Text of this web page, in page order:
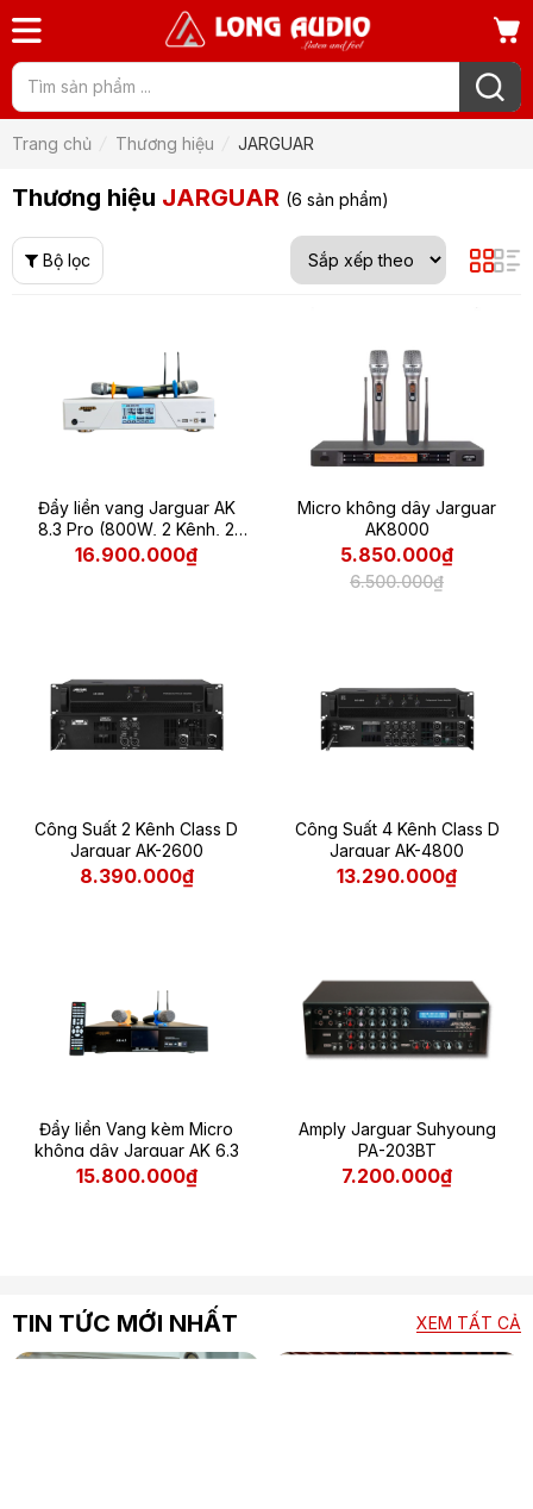
Trang chủ Thương hiệu JARGUAR
Thương hiệu JARGUAR (6 sản phẩm)
Bộ lọc
Đẩy liền vang Jarguar AK
8.3 Pro (800W, 2 Kênh, 2
micro không dây)
16.900.000₫
Micro không dây Jarguar
AK8000
5.850.000₫
6.500.000₫
Công Suất 2 Kênh Class D
Jarguar AK-2600
8.390.000₫
Công Suất 4 Kênh Class D
Jarguar AK-4800
13.290.000₫
Đẩy liền Vang kèm Micro
không dây Jarguar AK 6.3
15.800.000₫
Amply Jarguar Suhyoung
PA-203BT
7.200.000₫
TIN TỨC MỚI NHẤT XEM TẤT CẢ